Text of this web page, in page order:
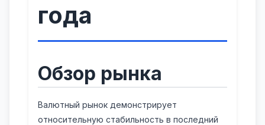
года
Обзор рынка
Валютный рынок демонстрирует
относительную стабильность в последний